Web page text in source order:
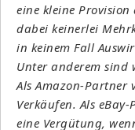
eine kleine
dabei keinerlei
in keinem Fall
Unter anderem sind
Als Amazon-
Verkäufen. Als
eine Vergütung,